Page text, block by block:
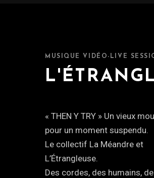
MUSIQUE VIDÉO-LIVE
« THEN Y TRY » Un vieux
pour un moment suspendu.
Le collectif La Méandre et
L’Étrangleuse.
Des cordes, des humains,